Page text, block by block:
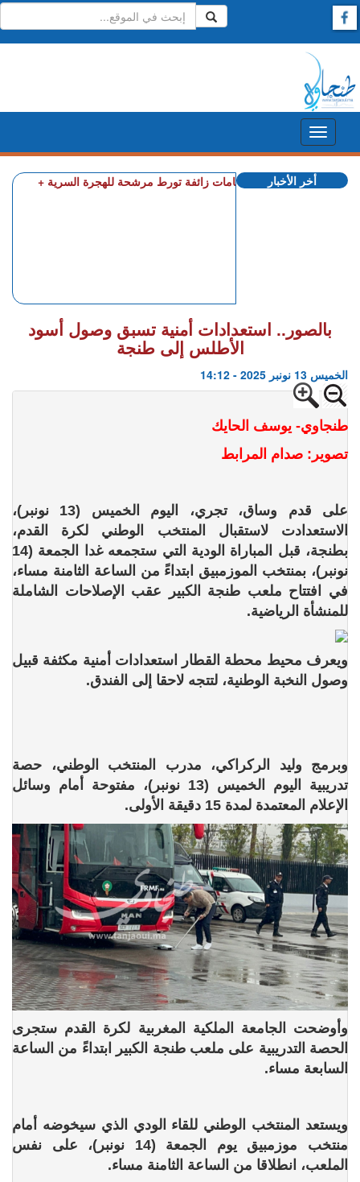
تصريحات واتهامات زائفة تورط مرشحة للهجرة السريةأخر الأخبار
بالصور.. استعدادات أمنية تسبق وصول أسود
الأطلس إلى طنجة
الخميس 13 نونبر 2025 - 14:12
طنجاوي- يوسف الحايك
تصوير: صدام المرابط
على قدم وساق، تجري، اليوم الخميس (13 نونبر)،
الاستعدادت لاستقبال المنتخب الوطني لكرة القدم،
بطنجة، قبل المباراة الودية التي ستجمعه غدا الجمعة (14
نونبر)، بمنتخب الموزمبيق ابتداءً من الساعة الثامنة مساء،
في افتتاح ملعب طنجة الكبير عقب الإصلاحات الشاملة
للمنشأة الرياضية.
ويعرف محيط محطة القطار استعدادات أمنية مكثفة قبيل
وصول النخبة الوطنية، لتتجه لاحقا إلى الفندق.
وبرمج وليد الركراكي، مدرب المنتخب الوطني، حصة
تدريبية اليوم الخميس (13 نونبر)، مفتوحة أمام وسائل
الإعلام المعتمدة لمدة 15 دقيقة الأولى.
وأوضحت الجامعة الملكية المغربية لكرة القدم ستجرى
الحصة التدريبية على ملعب طنجة الكبير ابتداءً من الساعة
السابعة مساء.
ويستعد المنتخب الوطني للقاء الودي الذي سيخوضه أمام
منتخب موزمبيق يوم الجمعة (14 نونبر)، على نفس
الملعب، انطلاقا من الساعة الثامنة مساء.